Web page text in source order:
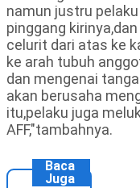
namun justru
pinggang
celurit dari atas ke
ke arah tubuh
dan mengenai
akan berusaha
itu,pelaku juga
AFF,"tambahnya.
Baca
Juga